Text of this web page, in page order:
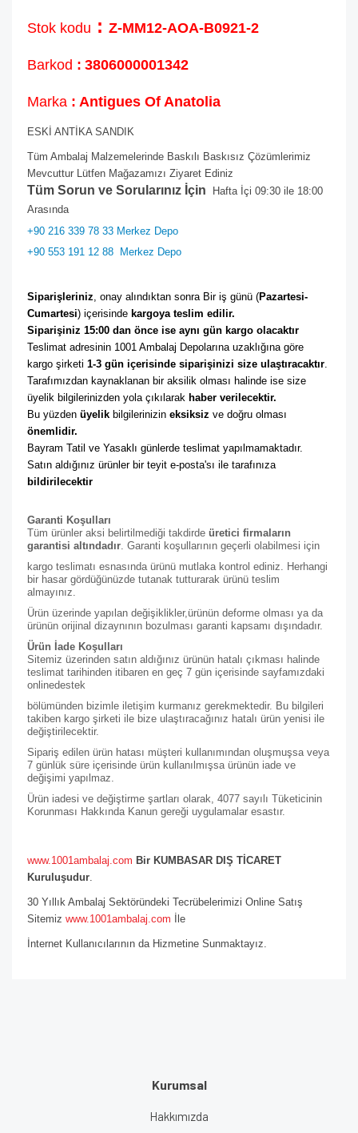
Stok kodu : Z-MM12-AOA-B0921-2
Barkod : 3806000001342
Marka : Antigues Of Anatolia
ESKİ ANTİKA SANDIK
Tüm Ambalaj Malzemelerinde Baskılı Baskısız Çözümlerimiz
Mevcuttur Lütfen Mağazamızı Ziyaret Ediniz
Tüm Sorun ve Sorularınız İçin Hafta İçi 09:30 ile 18:00
Arasında
+90 216 339 78 33 Merkez Depo
+90 553 191 12 88 Merkez Depo
Siparişleriniz , onay alındıktan sonra Bir iş günü (Pazartesi-
Cumartesi) içerisinde kargoya teslim edilir.
Siparişiniz 15:00 dan önce ise aynı gün kargo olacaktır
Teslimat adresinin 1001 Ambalaj Depolarına uzaklığına göre
kargo şirketi 1-3 gün içerisinde siparişinizi size ulaştıracaktır
Tarafımızdan kaynaklanan bir aksilik olması halinde ise size
üyelik bilgilerinizden yola çıkılarak haber verilecektir.
Bu yüzden üyelik bilgilerinizin eksiksiz
önemlidir.
Bayram Tatil ve Yasaklı günlerde teslimat yapılmamaktadır.
bildirilecektir
Garanti Koşulları
Tüm ürünler aksi belirtilmediği takdirde üretici firmaların
garantisi altındadır . Garanti koşullarının geçerli olabilmesi için
kargo teslimatı esnasında ürünü mutlaka kontrol ediniz. Herhangi
bir hasar gördüğünüzde tutanak tutturarak ürünü teslim
almayınız.
Ürün üzerinde yapılan değişiklikler,ürünün deforme olması ya da
ürünün orijinal dizaynının bozulması garanti kapsamı dışındadır.
Ürün İade Koşulları
Sitemiz üzerinden satın aldığınız ürünün hatalı çıkması halinde
teslimat tarihinden itibaren en geç 7 gün içerisinde sayfamızdaki
onlinedestek
bölümünden bizimle iletişim kurmanız gerekmektedir. Bu bilgileri
takiben kargo şirketi ile bize ulaştıracağınız hatalı ürün yenisi ile
değiştirilecektir.
Sipariş edilen ürün hatası müşteri kullanımından oluşmuşsa veya
7 günlük süre içerisinde ürün kullanılmışsa ürünün iade ve
değişimi yapılmaz.
Ürün iadesi ve değiştirme şartları olarak, 4077 sayılı Tüketicinin
Korunması Hakkında Kanun gereği uygulamalar esastır.
www.1001ambalaj.com Bir KUMBASAR DIŞ TİCARET
Kuruluşudur
30 Yıllık Ambalaj Sektöründeki Tecrübelerimizi Online Satış
Sitemiz www.1001ambalaj.com İle
İnternet Kullanıcılarının da Hizmetine Sunmaktayız.
Kurumsal
Hakkımızda